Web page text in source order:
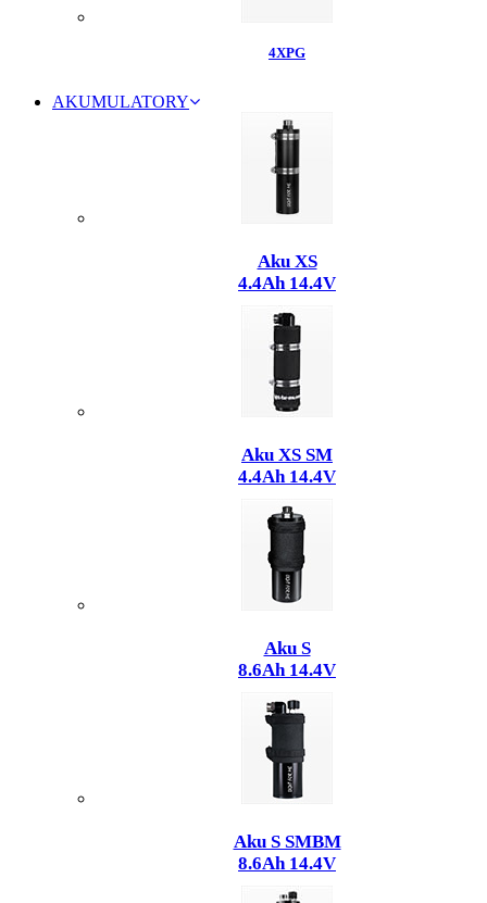
4XPG
AKUMULATORY
Aku XS
4.4Ah 14.4V
Aku XS SM
4.4Ah 14.4V
Aku S
8.6Ah 14.4V
Aku S SMBM
8.6Ah 14.4V